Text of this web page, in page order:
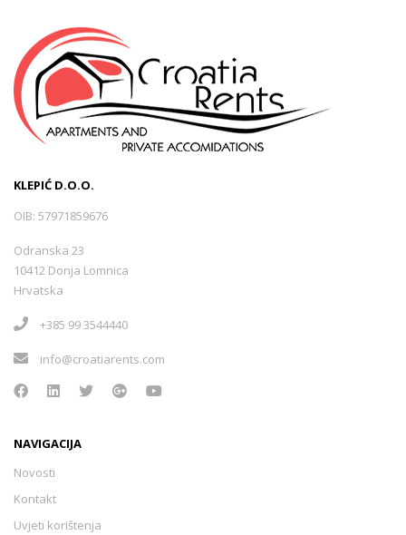
KLEPIĆ D.O.O.
OIB: 57971859676
Odranska 23
10412 Donja Lomnica
Hrvatska
+385 99 3544440
info@croatiarents.com
NAVIGACIJA
Novosti
Kontakt
Uvjeti korištenja